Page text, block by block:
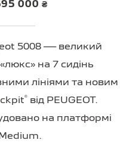
000 ₴
5008 — великий
на 7 сидінь
лініями та новим
® від PEUGEOT.
на платформі